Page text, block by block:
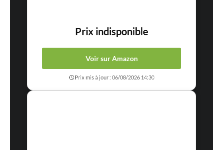
Prix indisponible
Voir sur Amazon
Prix mis à jour : 06/08/2026 14:30